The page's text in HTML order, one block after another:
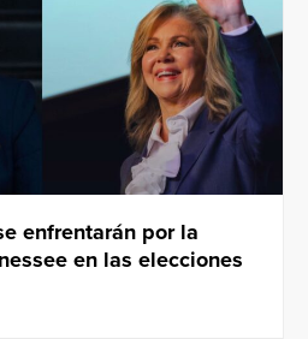
enfrentarán por la
en las elecciones